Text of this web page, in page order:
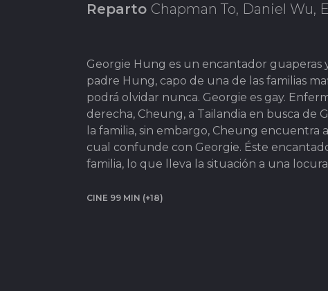
Reparto Chapman To, Daniel Wu,
Georgie Hung es un encantador
padre Hung, capo de una de las familias
podrá olvidar nunca. Georgie es gay.
derecha, Cheung, a Tailandia en busca
la familia, sin embargo, Cheung encuentra
cual confunde con Georgie. Éste
familia, lo que lleva la situación a una
CINE 99 MIN (+18)